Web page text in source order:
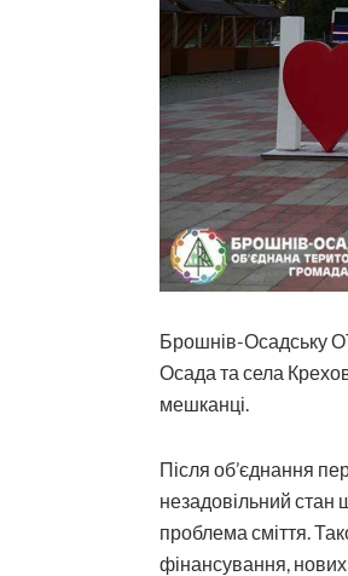
Брошнів-Осадську
Осада та села
мешканці.
Після об’єднання
незадовільний стан
проблема сміття.
фінансування,